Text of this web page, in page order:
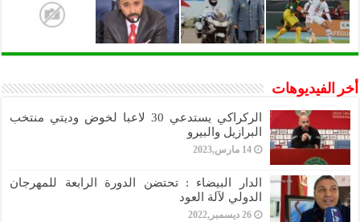
أخر الفيديوهات
الركراكي يستدعي 30 لاعبا لخوض وديتي منتخب
البرازيل والبيرو
14 مارس,2023
الدار البيضاء : تحتضن الدورة الرابعة للمهرجان
الدولي لآلة العود
26 ديسمبر,2022